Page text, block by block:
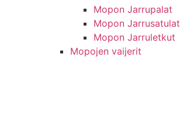
Mopon Jarrupalat
Mopon Jarrusatulat
Mopon Jarruletkut
Mopojen vaijerit